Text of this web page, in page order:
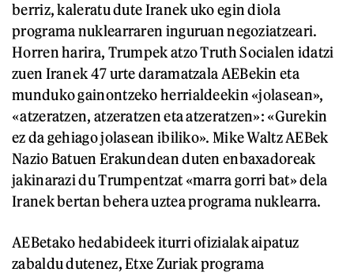
berriz, kaleratu dute Iranek uko egin diola
programa nuklearraren inguruan negoziatzeari.
Horren harira, Trumpek atzo Truth Socialen idatzi
zuen Iranek 47 urte daramatzala AEBekin eta
munduko gainontzeko herrialdeekin «jolasean»,
«atzeratzen, atzeratzen eta atzeratzen»: «Gurekin
ez da gehiago jolasean ibiliko». Mike Waltz AEBek
Nazio Batuen Erakundean duten enbaxadoreak
jakinarazi du Trumpentzat «marra gorri bat» dela
Iranek bertan behera uztea programa nuklearra.
AEBetako hedabideek iturri ofizialak aipatuz
zabaldu dutenez, Etxe Zuriak programa